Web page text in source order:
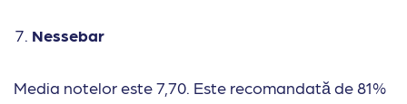
Nessebar
Media notelor este 7,70. Este recomandată de 81%